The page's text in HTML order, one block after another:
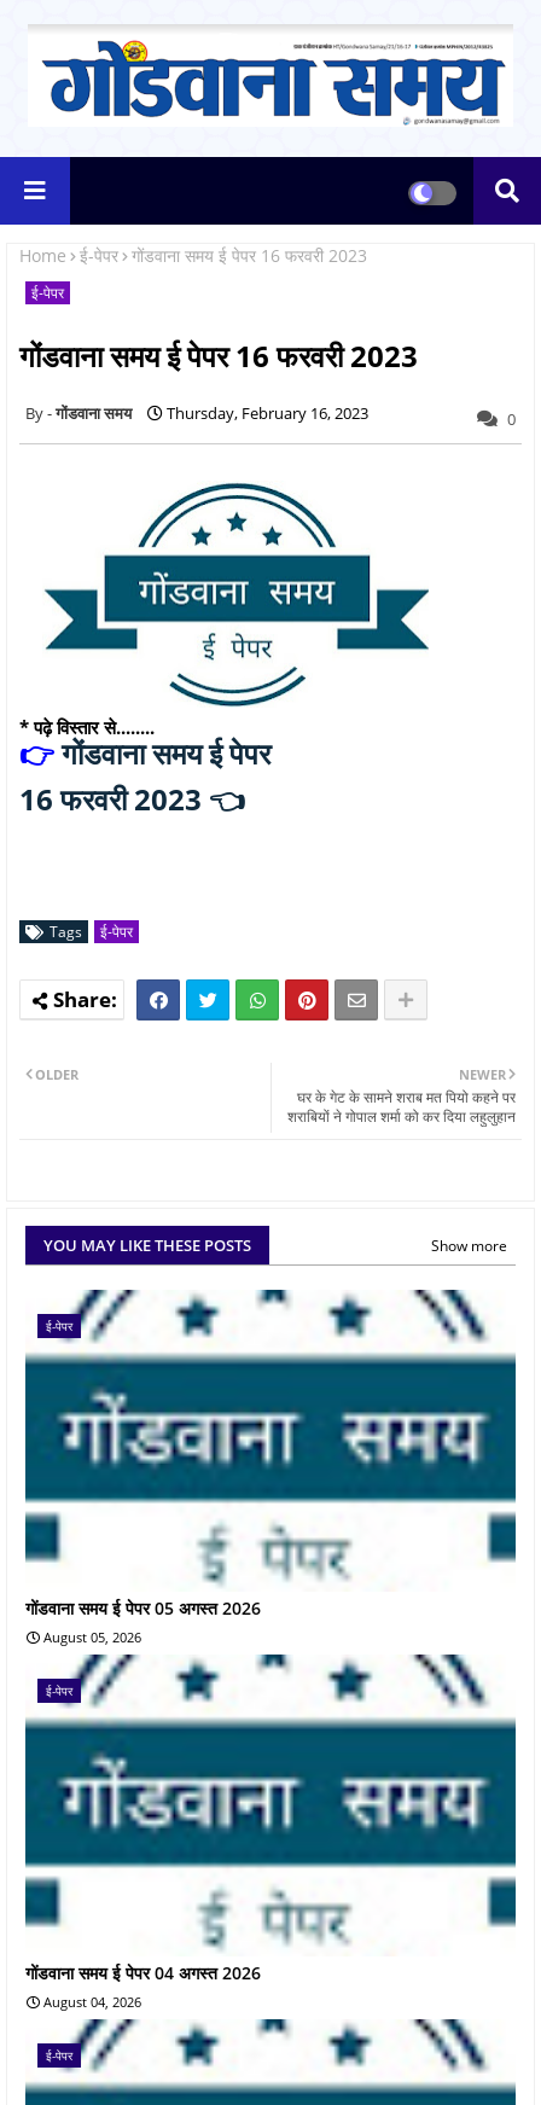
Home ई-पेपर गोंडवाना समय ई पेपर 16 फरवरी 2023
ई-पेपर
गोंडवाना समय ई पेपर 16 फरवरी 2023
गोंडवाना समय Thursday, February 16, 2023 0
* पढ़े विस्तार से........
👉गोंडवाना समय ई पेपर
16 फरवरी 2023 👈
Tags ई-पेपर
NEWER
घर के गेट के सामने शराब मत पियो कहने पर
शराबियों ने गोपाल शर्मा को कर दिया लहुलुहान
OLDER
YOU MAY LIKE THESE POSTS Show more
ई-पेपर
गोंडवाना समय ई पेपर 05 अगस्त 2026
August 05, 2026
ई-पेपर
गोंडवाना समय ई पेपर 04 अगस्त 2026
August 04, 2026
ई-पेपर